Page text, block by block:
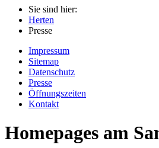
Sie sind hier:
Herten
Presse
Impressum
Sitemap
Datenschutz
Presse
Öffnungszeiten
Kontakt
Homepages am